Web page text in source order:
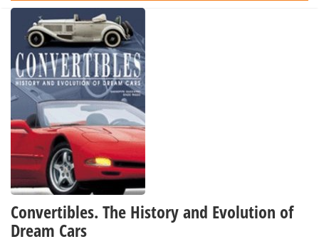
Convertibles. The History and Evolution of
Dream Cars